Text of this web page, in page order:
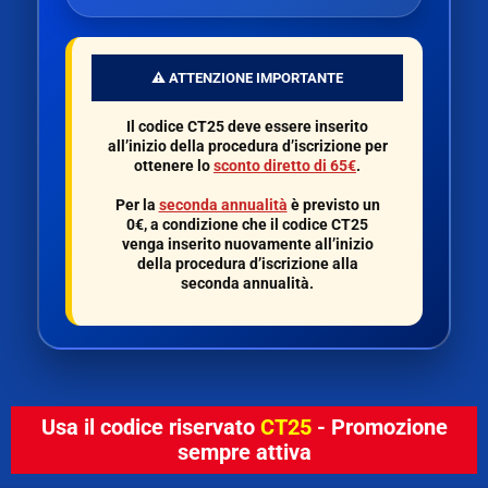
⚠️ ATTENZIONE IMPORTANTE
Il codiceCT25deve essere inserito
all’inizio della procedura d’iscrizione per
ottenere losconto diretto di 65€.
Per la seconda annualità è previsto un
0€, a condizione che il codiceCT25
venga inserito nuovamente all’inizio
della procedura d’iscrizione alla
seconda annualità.
Usa il codice riservato CT25- Promozione
sempre attiva